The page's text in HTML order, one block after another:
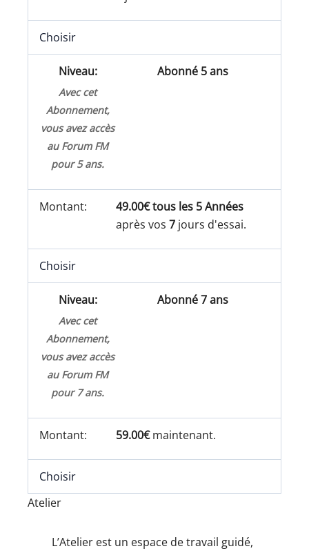
Choisir
Abonné 5 ans
Avec cet
Abonnement,
vous avez accès
au Forum FM
pour 5 ans.
49.00€ tous les 5 Années
après vos7 jours d'essai.
Choisir
Abonné 7 ans
Avec cet
Abonnement,
vous avez accès
au Forum FM
pour 7 ans.
59.00€maintenant.
Choisir
Atelier
L’Atelier est un espace de travail guidé,